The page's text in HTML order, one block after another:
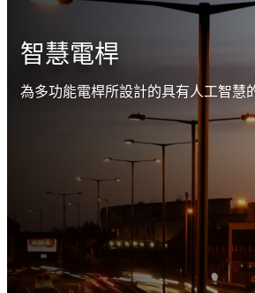
智慧電桿
為多功能電桿所設計的具有人工智慧